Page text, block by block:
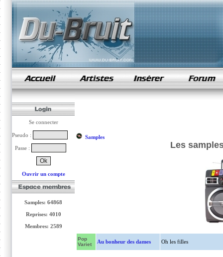
samples de rap
Se connecter
Pseudo :
Passe :
Ouvrir un compte
Samples: 64868
Reprises: 4010
Membres: 2589
Samples
Les
Pop
Variet
Au bonheur des dames Oh les filles